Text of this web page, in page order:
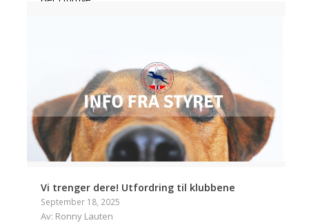
Vi trenger dere! Utfordring til klubbene
September 18, 2025
Av: Ronny Lauten